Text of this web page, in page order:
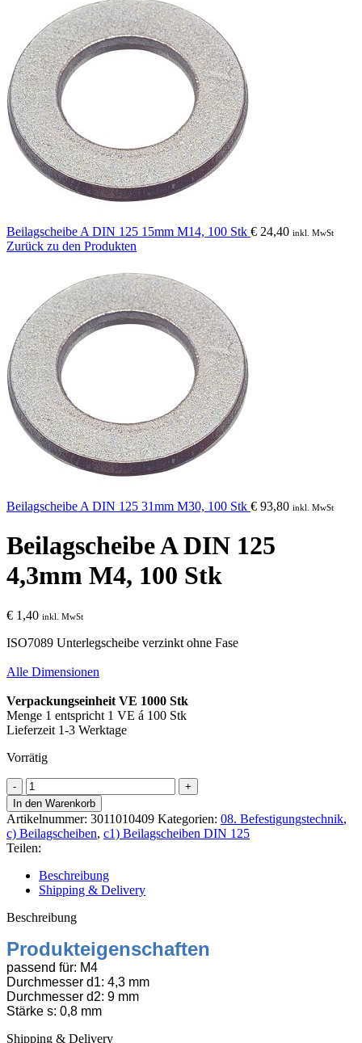
Beilagscheibe A DIN 125 15mm M14, 100 Stk € 24,40 inkl. MwSt
Zurück zu den Produkten
Beilagscheibe A DIN 125 31mm M30, 100 Stk € 93,80 inkl. MwSt
Beilagscheibe A DIN 125
4,3mm M4, 100 Stk
€ 1,40 inkl. MwSt
ISO7089 Unterlegscheibe verzinkt ohne Fase
Alle Dimensionen
Verpackungseinheit VE 1000 Stk
Menge 1 entspricht 1 VE á 100 Stk
Lieferzeit 1-3 Werktage
Vorrätig
Beilagscheibe
A
DIN
125
4,3mm
M4,
100
Stk
Menge
In den Warenkorb
Artikelnummer: 3011010409 Kategorien: 08. Befestigungstechnik,
c) Beilagscheiben, c1) Beilagscheiben DIN 125
Teilen:
Beschreibung
Shipping & Delivery
Beschreibung
Produkteigenschaften
passend für: M4
Durchmesser d1: 4,3 mm
Durchmesser d2: 9 mm
Stärke s: 0,8 mm
Shipping & Delivery